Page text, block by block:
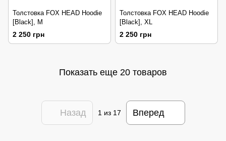
Толстовка FOX HEAD Hoodie
[Black], M
2 250 грн
Толстовка FOX HEAD Hoodie
[Black], XL
2 250 грн
Показать еще 20 товаров
Назад 1из 17 Вперед